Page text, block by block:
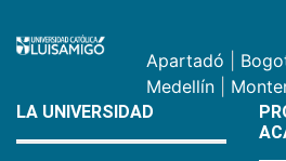
Apartadó
Medellín
LA UNIVERSIDAD